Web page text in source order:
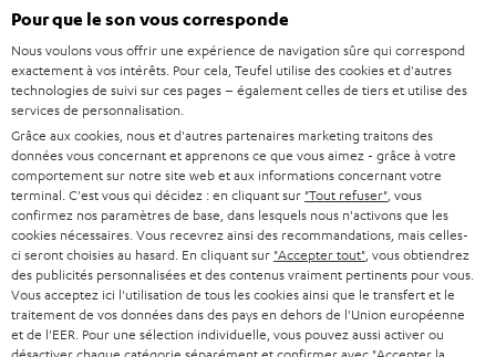
v
o
u
s
à
l
a
n
e
w
s
Catégories
HOME CINEMA
SYSTEMES COMPLETS HOME CINEMA
BARRES DE SON
STEREO
SMART HOME
BLUETOOTH
Société
SUPPORT
CARRIÈRE
PRESSE
B2B
Boutiques en ligne Teufel
ALLEMAGNE
AUTRICHE
SUISSE
Pour que le son vous corresponde
Nous voulons vous offrir une expérience de navigation sûre qui correspond
exactement à vos intérêts. Pour cela, Teufel utilise des cookies et d'autres
technologies de suivi sur ces pages – également celles de tiers et utilise des
services de personnalisation.
Grâce aux cookies, nous et d'autres partenaires marketing traitons des
données vous concernant et apprenons ce que vous aimez - grâce à votre
comportement sur notre site web et aux informations concernant votre
terminal. C'est vous qui décidez : en cliquant sur "Tout refuser" , vous
confirmez nos paramètres de base, dans lesquels nous n'activons que les
cookies nécessaires. Vous recevrez ainsi des recommandations, mais celles-
ci seront choisies au hasard. En cliquant sur "Accepter tout" , vous obtiendrez
des publicités personnalisées et des contenus vraiment pertinents pour vous.
Vous acceptez ici l'utilisation de tous les cookies ainsi que le transfert et le
traitement de vos données dans des pays en dehors de l'Union européenne
et de l'EER. Pour une sélection individuelle, vous pouvez aussi activer ou